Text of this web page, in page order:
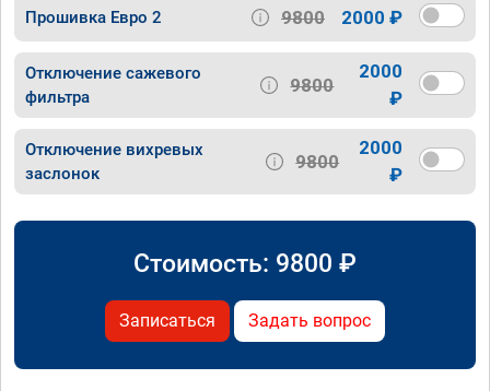
Прошивка Евро 2 9800 2000 ₽
Отключение сажевого
фильтра
9800
2000
₽
Отключение вихревых
заслонок
9800
2000
₽
Стоимость: 9800 ₽
Записаться Задать вопрос